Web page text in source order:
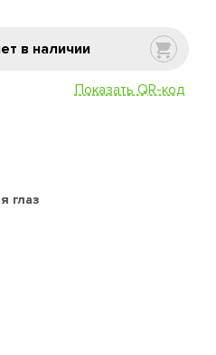
в наличии
Показать QR-код
глаз